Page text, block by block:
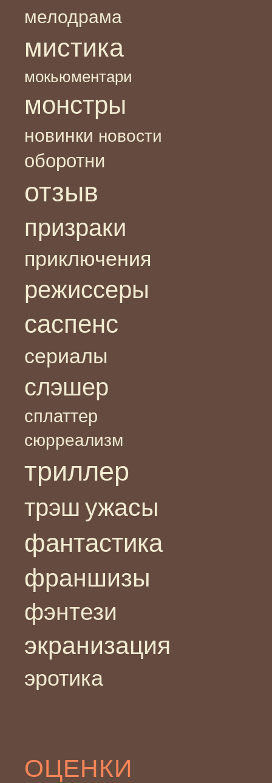
мелодрама
мистика
мокьюментари
монстры
новинки новости
оборотни
отзыв
призраки
приключения
режиссеры
саспенс
сериалы
слэшер
сплаттер
сюрреализм
триллер
трэш ужасы
фантастика
франшизы
фэнтези
экранизация
эротика
ОЦЕНКИ